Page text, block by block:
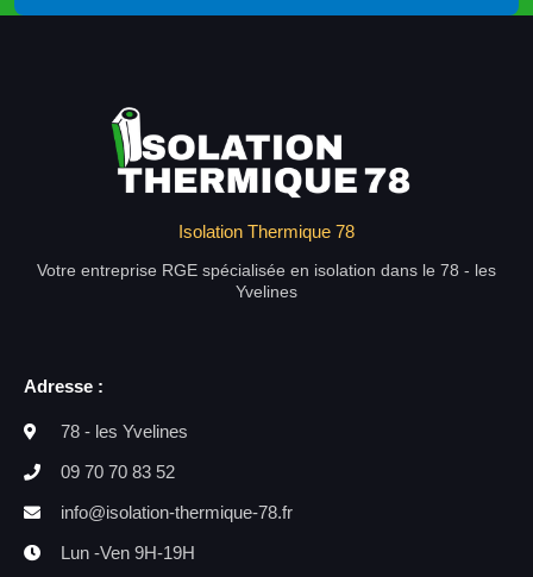
Isolation Thermique 78
Votre entreprise RGE spécialisée en isolation dans le 78 - les
Yvelines
Adresse :
78 - les Yvelines
09 70 70 83 52
info@isolation-thermique-78.fr
Lun -Ven 9H-19H